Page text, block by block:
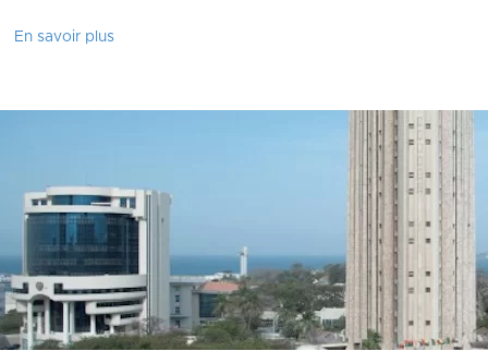
En savoir plus